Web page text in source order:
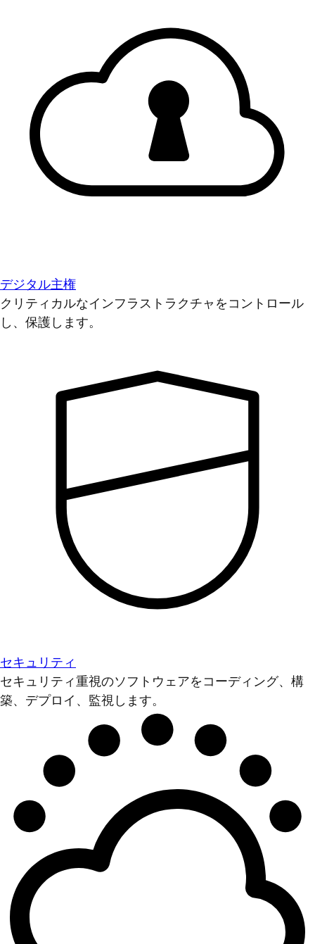
デジタル主権
クリティカルなインフラストラクチャをコントロール
し、保護します。
セキュリティ
セキュリティ重視のソフトウェアをコーディング、構
築、デプロイ、監視します。